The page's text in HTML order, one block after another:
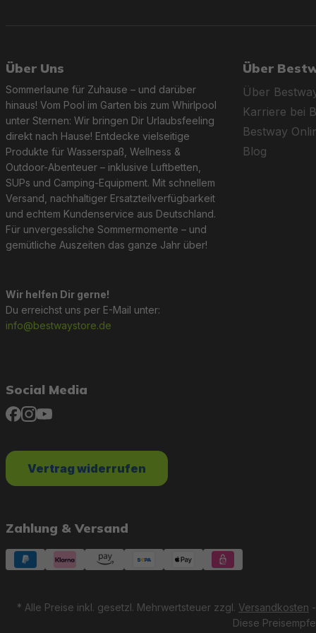
Über Uns
Sommerlaune für Zuhause – und darüber
hinaus! Vom Pool im Garten bis zum Whirlpool
unter Sternen: Wir bringen Dir Urlaubsfeeling
direkt nach Hause! Entdecke vielseitige
Produkte für Wasserspaß, Wellness &
Outdoor-Abenteuer – inklusive Luftbetten,
SUPs und Camping-Equipment. Mit schnellem
Versand, nachhaltiger Ersatzteilverfügbarkeit
und echtem Kundenservice aus Deutschland.
Für unvergessliche Sommermomente – und
gemütliche Auszeiten das ganze Jahr über!
Wir helfen Dir gerne!
Du erreichst uns per E-Mail unter:
info@bestwaystore.de
Über
Über
Karriere bei
Bestway
Blog
Social Media
Zahlung & Versand
Vertrag widerrufen
* Alle Preise inkl. gesetzl. Mehrwertsteuer zzgl. Versandkosten
Diese